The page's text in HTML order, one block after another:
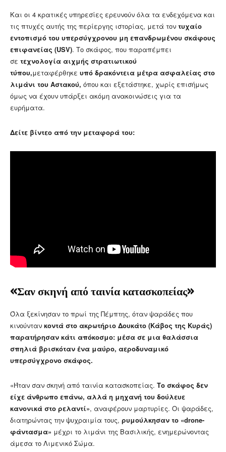
Και οι 4 κρατικές υπηρεσίες ερευνούν όλα τα ενδεχόμενα και
τις πτυχές αυτής της περίεργης ιστορίας, μετά τον τυχαίο
εντοπισμό του υπερσύγχρονου μη επανδρωμένου σκάφους
επιφανείας (USV). Το σκάφος, που παραπέμπει
σε τεχνολογία αιχμής στρατιωτικού
τύπου,μεταφέρθηκε υπό δρακόντεια μέτρα ασφαλείας στο
λιμάνι του Αστακού, όπου και εξετάστηκε, χωρίς επισήμως
όμως να έχουν υπάρξει ακόμη ανακοινώσεις για τα
ευρήματα.
Δείτε βίντεο από την μεταφορά του:
«Σαν σκηνή από ταινία κατασκοπείας»
Όλα ξεκίνησαν το πρωί της Πέμπτης, όταν ψαράδες που
κινούνταν κοντά στο ακρωτήριο Δουκάτο (Κάβος της Κυράς)
παρατήρησαν κάτι απόκοσμο: μέσα σε μια θαλάσσια
σπηλιά βρισκόταν ένα μαύρο, αεροδυναμικό
υπερσύγχρονο σκάφος.
«Ήταν σαν σκηνή από ταινία κατασκοπείας. Το σκάφος δεν
είχε άνθρωπο επάνω, αλλά η μηχανή του δούλευε
κανονικά στο ρελαντί», αναφέρουν μαρτυρίες. Οι ψαράδες,
διατηρώντας την ψυχραιμία τους, ρυμούλκησαν το «drone-
φάντασμα» μέχρι το λιμάνι της Βασιλικής, ενημερώνοντας
άμεσα το Λιμενικό Σώμα.